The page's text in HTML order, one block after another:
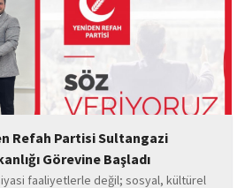
Refah Partisi Sultangazi
Görevine Başladı
faaliyetlerle değil; sosyal, kültürel